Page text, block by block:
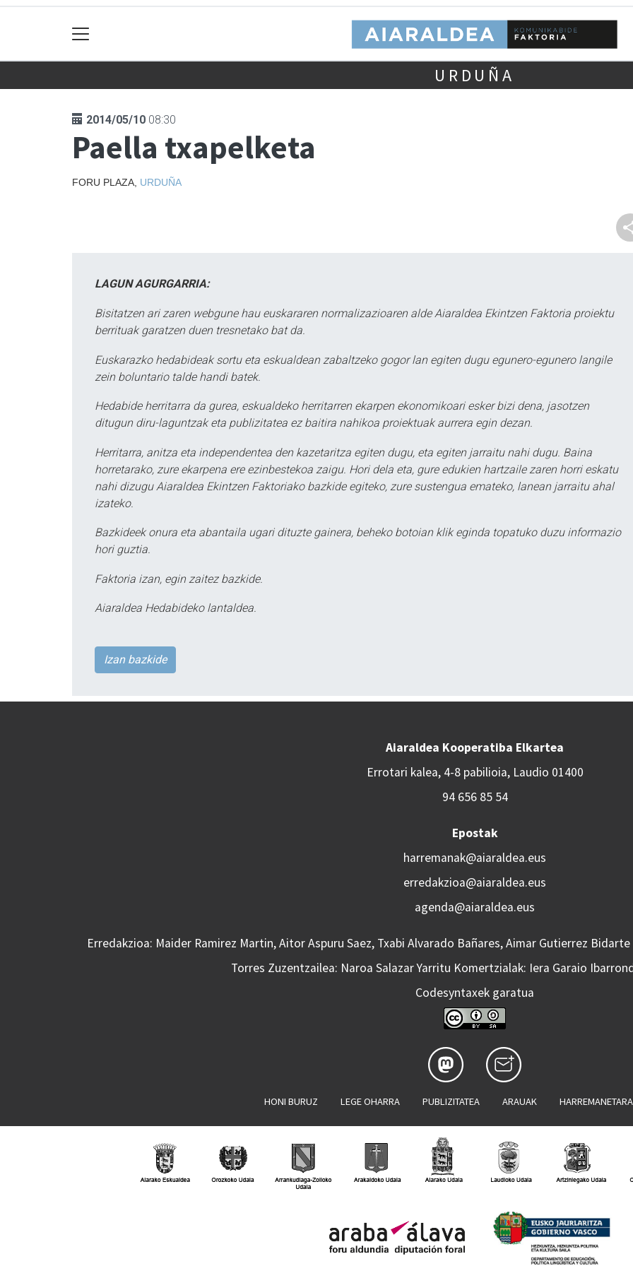
URDUÑA
2014/05/10 08:30
Paella txapelketa
FORU PLAZA, URDUÑA
LAGUN AGURGARRIA:
Bisitatzen ari zaren webgune hau euskararen normalizazioaren alde Aiaraldea Ekintzen Faktoria proiektu
berrituak garatzen duen tresnetako bat da.
Euskarazko hedabideak sortu eta eskualdean zabaltzeko gogor lan egiten dugu egunero-egunero langile
zein boluntario talde handi batek.
Hedabide herritarra da gurea, eskualdeko herritarren ekarpen ekonomikoari esker bizi dena, jasotzen
ditugun diru-laguntzak eta publizitatea ez baitira nahikoa proiektuak aurrera egin dezan.
Herritarra, anitza eta independentea den kazetaritza egiten dugu, eta egiten jarraitu nahi dugu. Baina
horretarako, zure ekarpena ere ezinbestekoa zaigu. Hori dela eta, gure edukien hartzaile zaren horri eskatu
nahi dizugu Aiaraldea Ekintzen Faktoriako bazkide egiteko, zure sustengua emateko, lanean jarraitu ahal
izateko.
Bazkideek onura eta abantaila ugari dituzte gainera, beheko botoian klik eginda topatuko duzu informazio
hori guztia.
Faktoria izan, egin zaitez bazkide.
Aiaraldea Hedabideko lantaldea.
Izan bazkide
Aiaraldea Kooperatiba Elkartea
Errotari kalea, 4-8 pabilioia, Laudio 01400
94 656 85 54
Epostak
harremanak@aiaraldea.eus
erredakzioa@aiaraldea.eus
agenda@aiaraldea.eus
Erredakzioa: Maider Ramirez Martin, Aitor Aspuru Saez, Txabi Alvarado Bañares, Aimar Gutierrez
Torres Zuzentzailea: Naroa Salazar Yarritu Komertzialak: Iera Garaio
Codesyntaxek garatua
HONI BURUZ LEGE OHARRA PUBLIZITATEA ARAUAK